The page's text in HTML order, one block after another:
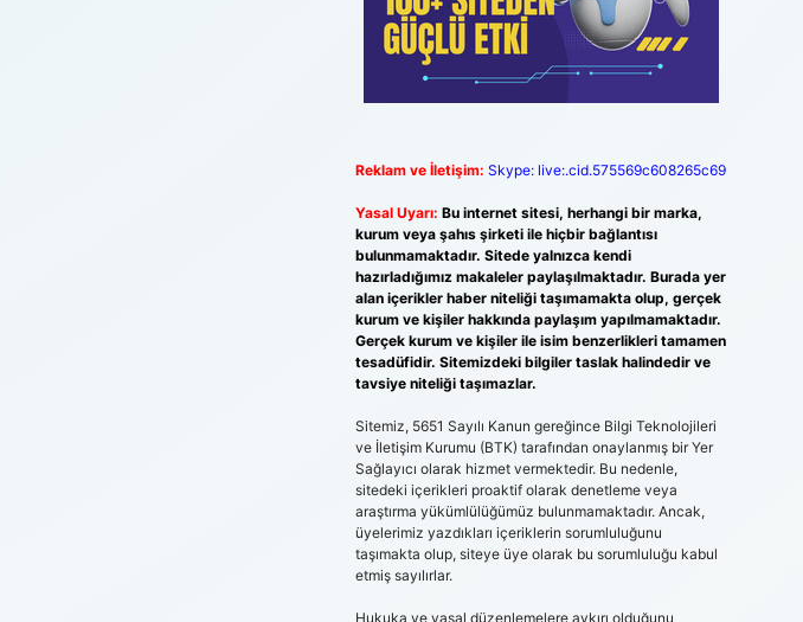
Reklam ve İletişim: Skype: live:.cid.575569c608265c69
Yasal Uyarı: Bu internet sitesi, herhangi bir marka,
kurum veya şahıs şirketi ile hiçbir bağlantısı
bulunmamaktadır. Sitede yalnızca kendi
hazırladığımız makaleler paylaşılmaktadır. Burada yer
alan içerikler haber niteliği taşımamakta olup, gerçek
kurum ve kişiler hakkında paylaşım yapılmamaktadır.
Gerçek kurum ve kişiler ile isim benzerlikleri tamamen
tesadüfidir. Sitemizdeki bilgiler taslak halindedir ve
tavsiye niteliği taşımazlar.
Sitemiz, 5651 Sayılı Kanun gereğince Bilgi Teknolojileri
ve İletişim Kurumu (BTK) tarafından onaylanmış bir Yer
Sağlayıcı olarak hizmet vermektedir. Bu nedenle,
sitedeki içerikleri proaktif olarak denetleme veya
araştırma yükümlülüğümüz bulunmamaktadır. Ancak,
üyelerimiz yazdıkları içeriklerin sorumluluğunu
taşımakta olup, siteye üye olarak bu sorumluluğu kabul
etmiş sayılırlar.
Hukuka ve yasal düzenlemelere aykırı olduğunu